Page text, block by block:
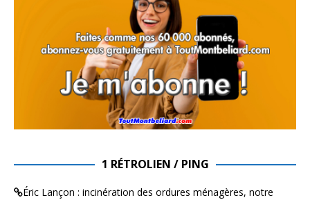
1 RÉTROLIEN / PING
Éric Lançon : incinération des ordures ménagères, notre